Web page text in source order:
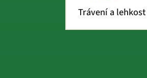
Trávení a lehkost